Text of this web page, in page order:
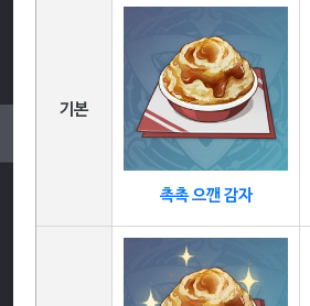
기본
촉촉 으깬 감자